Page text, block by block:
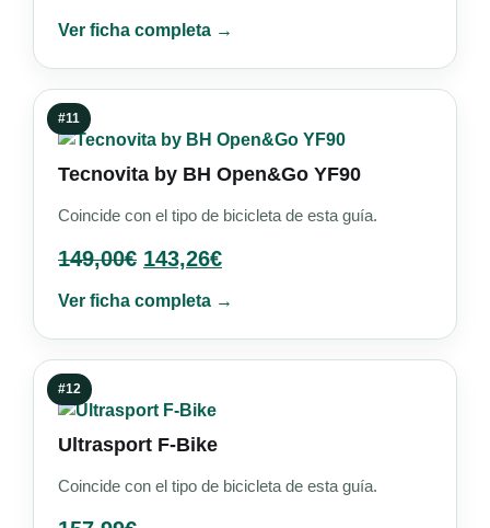
Ver ficha completa →
#11
Tecnovita by BH Open&Go YF90
Coincide con el tipo de bicicleta de esta guía.
149,00€ 143,26€
Ver ficha completa →
#12
Ultrasport F-Bike
Coincide con el tipo de bicicleta de esta guía.